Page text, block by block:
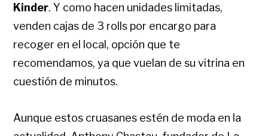
Kinder. Y como hacen unidades limitadas,
venden cajas de 3 rolls por encargo para
recoger en el local, opción que te
recomendamos, ya que vuelan de su vitrina en
cuestión de minutos.
Aunque estos cruasanes estén de moda en la